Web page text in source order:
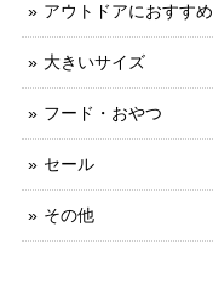
アウトドアにおすすめ
大きいサイズ
フード・おやつ
セール
その他